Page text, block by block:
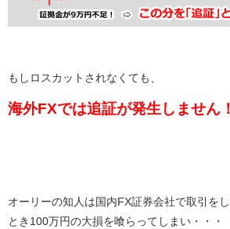
もしロスカットされなくても、
海外FXでは追証が発生しません！
オーリーの知人は国内FX証券会社で取引を
とき100万円の大損を喰らってしまい・・・